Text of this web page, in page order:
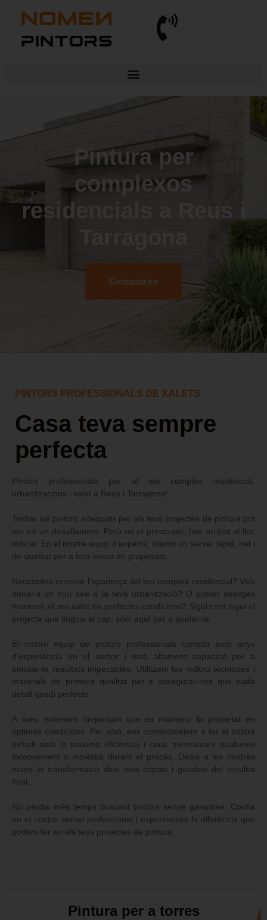
Pintura per
complexos
residencials a Reus i
Contacta'ns
PINTORS PROFESSIONALS DE XALETS
Casa teva sempre
perfecta
Pintors professionals per al teu complex residencial,
urbanitzacions i xalet a Reus i Tarragona!
Trobar als pintors adequats per als teus projectes de pintura pot
ser tot un desafiament. Però no et preocupis, has arribat al lloc
indicat. En el nostre equip d’experts, oferim un servei ràpid, net i
de qualitat per a tota mena de propietats.
Necessites renovar l’aparença del teu complex residencial? Vols
donar-li un nou aire a la teva urbanització? O potser desitges
mantenir el teu xalet en perfectes condicions? Sigui com sigui el
projecte que tinguis al cap, som aquí per a ajudar-te.
El nostre equip de pintors professionals compta amb anys
d’experiència en el sector i està altament capacitat per a
brindar-te resultats impecables. Utilitzem les millors tècniques i
materials de primera qualitat per a assegurar-nos que cada
detall quedi perfecte.
A més, entenem l’important que és mantenir la propietat en
òptimes condicions. Per això, ens comprometem a fer el nostre
treball amb la màxima eficiència i cura, minimitzant qualsevol
inconvenient o molèstia durant el procés. Deixa a les nostres
mans la transformació dels teus espais i gaudeix del resultat
final.
No perdis més temps buscant pintors sense garanties. Confia
en el nostre servei professional i experimenta la diferència que
podem fer en els teus projectes de pintura.
Pintura per a torres